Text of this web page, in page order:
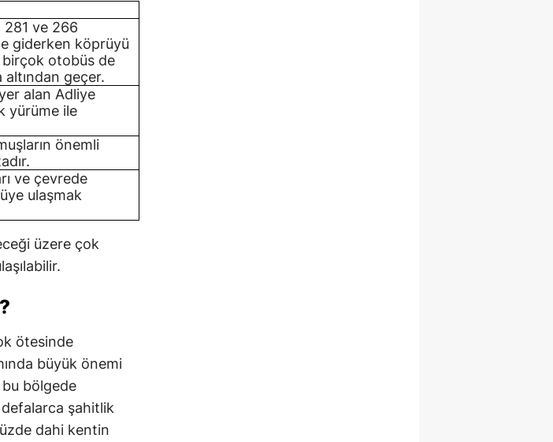
281 ve 266
giderken köprüyü
birçok otobüs de
geçer.
alan Adliye
yürüme ile
önemli
ve çevrede
ulaşmak
üzere çok
ötesinde
büyük önemi
bölgede
şahitlik
dahi kentin